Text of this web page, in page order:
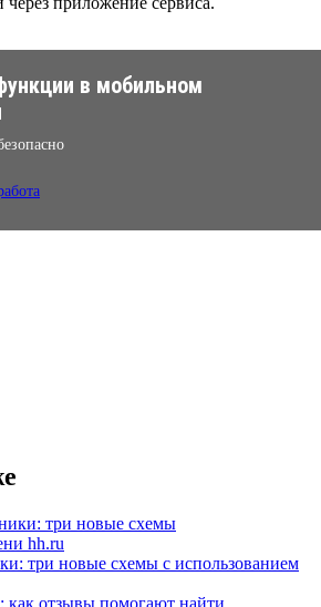
в мобильном
три новые схемы с использованием